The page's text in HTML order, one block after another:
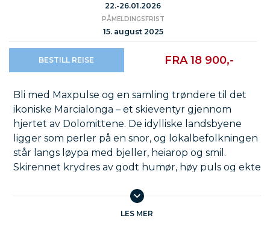
22.-26.01.2026
PÅMELDINGSFRIST
15. august 2025
BESTILL REISE FRA 18 900,-
Bli med Maxpulse og en samling trøndere til det
ikoniske Marcialonga – et skieventyr gjennom
hjertet av Dolomittene. De idylliske landsbyene
ligger som perler på en snor, og lokalbefolkningen
står langs løypa med bjeller, heiarop og smil.
Skirennet krydres av godt humør, høy puls og ekte
Som deltaker reiser du med Maxpulse sitt eget
charterfly direkte til Verona, kun et par timer fra
LES MER